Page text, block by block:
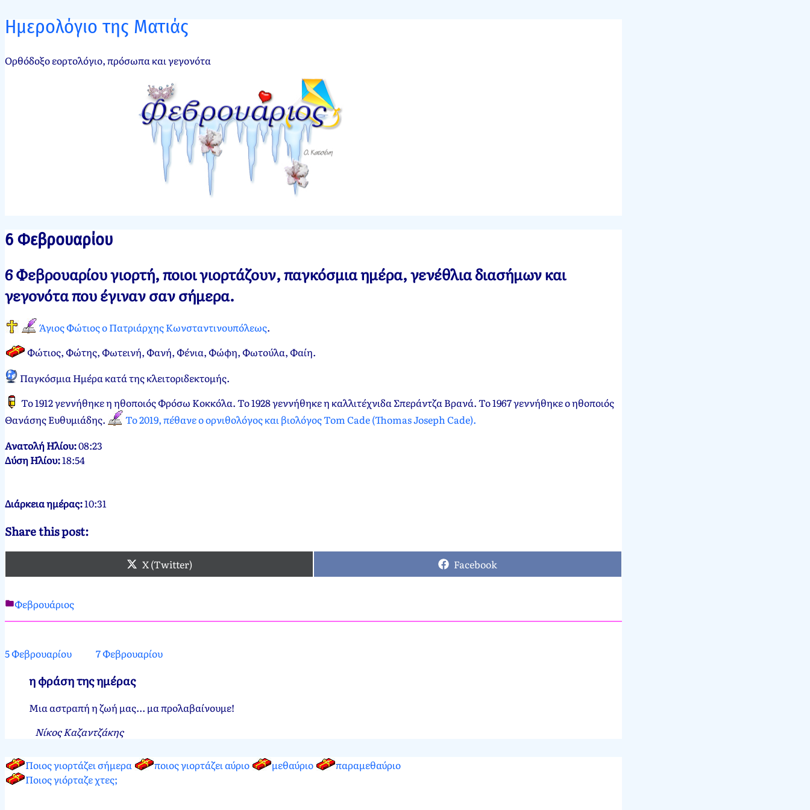
Ημερολόγιο της Ματιάς
Ορθόδοξο εορτολόγιο, πρόσωπα και γεγονότα
6 Φεβρουαρίου
Νεκτάριος
Παπασπύρου
6
Φεβρουαρίου,
Φεβρουαρίου,
2025
6 Φεβρουαρίου γιορτή, ποιοι γιορτάζουν, παγκόσμια ημέρα, γενέθλια διασήμων και
γεγονότα που έγιναν σαν σήμερα.
Άγιος Φώτιος ο Πατριάρχης Κωνσταντινουπόλεως.
Φώτιος, Φώτης, Φωτεινή, Φανή, Φένια, Φώφη, Φωτούλα, Φαίη.
Παγκόσμια Ημέρα κατά της κλειτοριδεκτομής.
Το 1912 γεννήθηκε η ηθοποιός Φρόσω Κοκκόλα. Το 1928 γεννήθηκε η καλλιτέχνιδα Σπεράντζα Βρανά. Το 1967 γεννήθηκε ο ηθοποιός
Θανάσης Ευθυμιάδης.
Το 2019, πέθανε ο ορνιθολόγος και βιολόγος Tom Cade (Thomas Joseph Cade).
Ανατολή Ηλίου:08:23
Δύση Ηλίου:18:54
Διάρκεια ημέρας:10:31
Share this post:
X (Twitter) Facebook
Νεκτάριος
6
2012 6
Φεβρουαρίου,
Φεβρουάριος
5 Φεβρουαρίου 7 Φεβρουαρίου
η φράση της ημέρας
Μια αστραπή η ζωή μας... μα προλαβαίνουμε!
Νίκος Καζαντζάκης
Ποιος γιορτάζει σήμερα ποιος γιορτάζει αύριο μεθαύριο
παραμεθαύριο
Ποιος γιόρταζε χτες;